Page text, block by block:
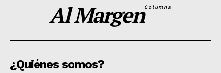
Al MargenColumna
¿Quiénes somos?